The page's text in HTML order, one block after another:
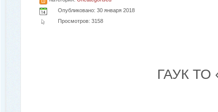
Опубликовано: 30 января 2018
Просмотров: 3158
ГАУК ТО